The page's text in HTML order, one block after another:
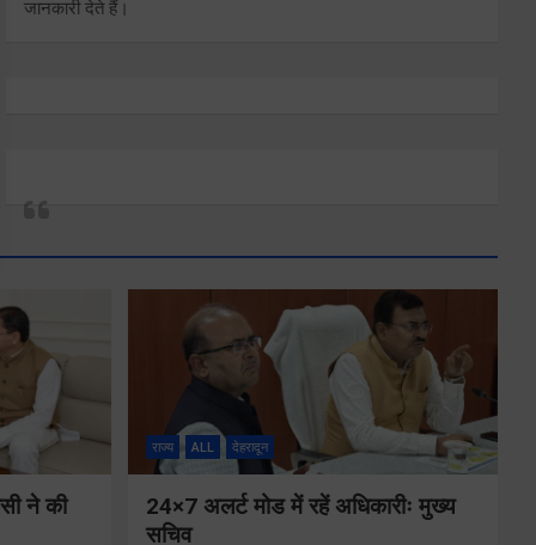
जानकारी देते हैं।
ने की
राज्य ALL देहरादून
24×7 अलर्ट मोड में रहें अधिकारीः मुख्य
सचिव